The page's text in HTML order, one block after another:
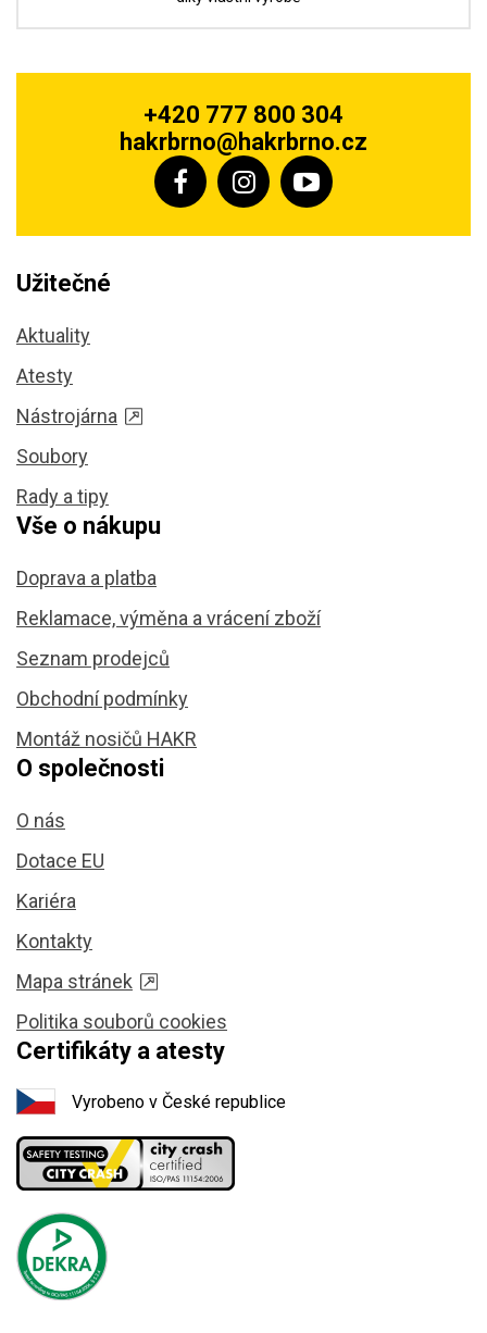
+420 777 800 304
hakrbrno@hakrbrno.cz
Užitečné
Aktuality
Atesty
Nástrojárna
Soubory
Rady a tipy
Vše o nákupu
Doprava a platba
Reklamace, výměna a vrácení zboží
Seznam prodejců
Obchodní podmínky
Montáž nosičů HAKR
O společnosti
O nás
Dotace EU
Kariéra
Kontakty
Mapa stránek
Politika souborů cookies
Certifikáty a atesty
Vyrobeno v České republice